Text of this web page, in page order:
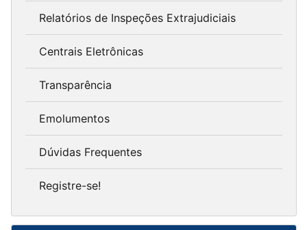
Relatórios de Inspeções Extrajudiciais
Centrais Eletrônicas
Transparência
Emolumentos
Dúvidas Frequentes
Registre-se!